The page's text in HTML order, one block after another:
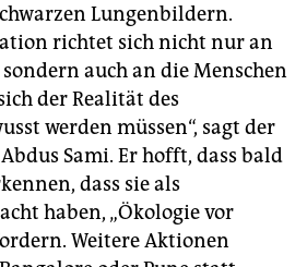
Lungenbildern.
richtet sich nicht nur an
auch an die Menschen
der Realität des
werden müssen“, sagt der
Sami. Er hofft, dass bald
dass sie als
haben, „Ökologie vor
Weitere Aktionen